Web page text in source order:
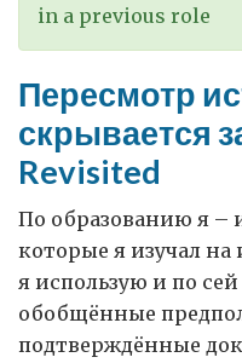
in a previous role
Пересмотр
скрывается
Revisited
По образованию я –
которые я изучал на
я использую и по
обобщённые
подтверждённые